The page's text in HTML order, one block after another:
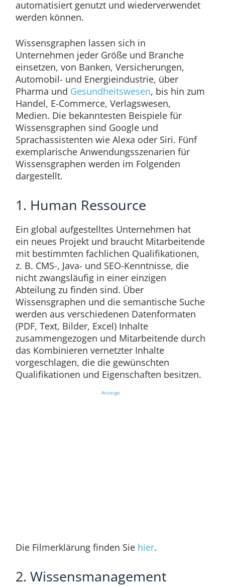
automatisiert genutzt und wiederverwendet
werden können.
Wissensgraphen lassen sich in
Unternehmen jeder Größe und Branche
einsetzen, von Banken, Versicherungen,
Automobil- und Energieindustrie, über
Pharma und Gesundheitswesen, bis hin zum
Handel, E-Commerce, Verlagswesen,
Medien. Die bekanntesten Beispiele für
Wissensgraphen sind Google und
Sprachassistenten wie Alexa oder Siri. Fünf
exemplarische Anwendungsszenarien für
Wissensgraphen werden im Folgenden
dargestellt.
1. Human Ressource
Ein global aufgestelltes Unternehmen hat
ein neues Projekt und braucht Mitarbeitende
mit bestimmten fachlichen Qualifikationen,
z. B. CMS-, Java- und SEO-Kenntnisse, die
nicht zwangsläufig in einer einzigen
Abteilung zu finden sind. Über
Wissensgraphen und die semantische Suche
werden aus verschiedenen Datenformaten
(PDF, Text, Bilder, Excel) Inhalte
zusammengezogen und Mitarbeitende durch
das Kombinieren vernetzter Inhalte
vorgeschlagen, die die gewünschten
Qualifikationen und Eigenschaften besitzen.
Anzeige
Die Filmerklärung finden Sie hier.
2. Wissensmanagement